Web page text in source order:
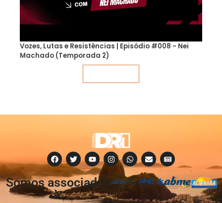
Vozes, Lutas e Resistências | Episódio #008 - Nei
Machado (Temporada 2)
Somos associados
à: